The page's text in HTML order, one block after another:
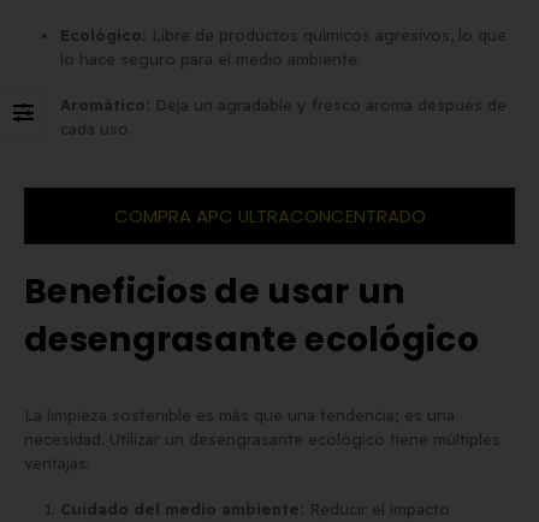
Ecológico:
Libre de productos químicos agresivos, lo que
lo hace seguro para el medio ambiente.
Aromático:
Deja un agradable y fresco aroma después de
cada uso.
COMPRA APC ULTRACONCENTRADO
Beneficios de usar un
desengrasante ecológico
La limpieza sostenible es más que una tendencia; es una
necesidad. Utilizar un desengrasante ecológico tiene múltiples
ventajas:
Cuidado del medio ambiente:
Reducir el impacto